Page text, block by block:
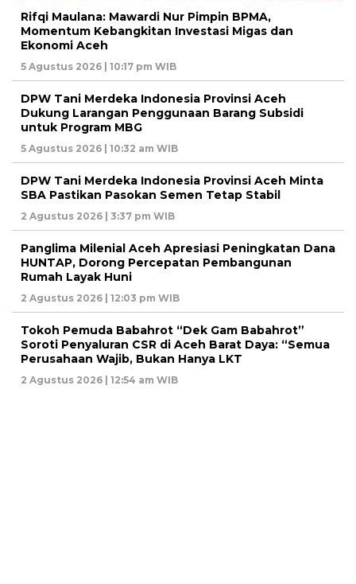
Rifqi Maulana: Mawardi Nur Pimpin BPMA,
Momentum Kebangkitan Investasi Migas dan
Ekonomi Aceh
5 Agustus 2026 | 10:17 pm WIB
DPW Tani Merdeka Indonesia Provinsi Aceh
Dukung Larangan Penggunaan Barang Subsidi
untuk Program MBG
5 Agustus 2026 | 10:32 am WIB
DPW Tani Merdeka Indonesia Provinsi Aceh Minta
SBA Pastikan Pasokan Semen Tetap Stabil
2 Agustus 2026 | 3:37 pm WIB
Panglima Milenial Aceh Apresiasi Peningkatan Dana
HUNTAP, Dorong Percepatan Pembangunan
Rumah Layak Huni
2 Agustus 2026 | 12:03 pm WIB
Tokoh Pemuda Babahrot “Dek Gam Babahrot”
Soroti Penyaluran CSR di Aceh Barat Daya: “Semua
Perusahaan Wajib, Bukan Hanya LKT
2 Agustus 2026 | 12:54 am WIB